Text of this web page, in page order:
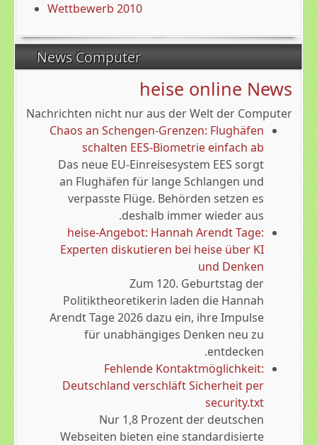
Wettbewerb 2010
News Computer
heise online News
Nachrichten nicht nur aus der Welt der Computer
Chaos an Schengen-Grenzen: Flughäfen
schalten EES-Biometrie einfach ab
Das neue EU-Einreisesystem EES sorgt
an Flughäfen für lange Schlangen und
verpasste Flüge. Behörden setzen es
deshalb immer wieder aus.
heise-Angebot: Hannah Arendt Tage:
Experten diskutieren bei heise über KI
und Denken
Zum 120. Geburtstag der
Politiktheoretikerin laden die Hannah
Arendt Tage 2026 dazu ein, ihre Impulse
für unabhängiges Denken neu zu
entdecken.
Fehlende Kontaktmöglichkeit:
Deutschland verschläft Sicherheit per
security.txt
Nur 1,8 Prozent der deutschen
Webseiten bieten eine standardisierte